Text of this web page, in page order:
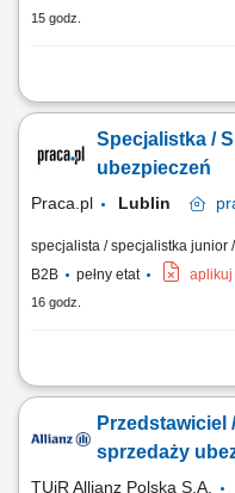
15 godz.
Budowanie i pozyskiwanie
ubezpieczeniowych;
i stacjonarnej; Realizacja
Specjalistka /
ubezpieczeń
Praca.pl Lublin
specjalista / specjalistka junior
B2B
pełny etat aplikuj
16 godz.
Zadania Tworzenie i
dedykowanych rozwiązań
prowadzenie prezentacji i
Przedstawiciel
sprzedaży
TUiR Allianz Polska S.A.